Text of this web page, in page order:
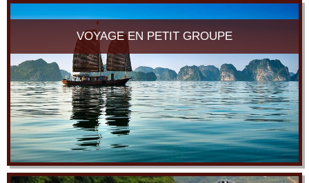
VOYAGE EN PETIT GROUPE